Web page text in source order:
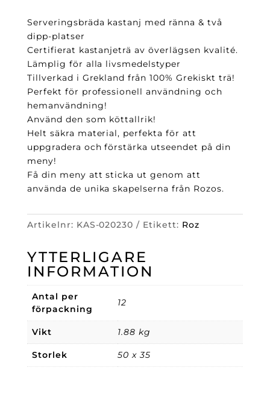
Serveringsbräda kastanj med ränna & två
dipp-platser
Certifierat kastanjeträ av överlägsen kvalité.
Lämplig för alla livsmedelstyper
Tillverkad i Grekland från 100% Grekiskt trä!
Perfekt för professionell användning och
hemanvändning!
Använd den som köttallrik!
Helt säkra material, perfekta för att
uppgradera och förstärka utseendet på din
meny!
Få din meny att sticka ut genom att
använda de unika skapelserna från Rozos.
Artikelnr: KAS-020230 Etikett: Roz
YTTERLIGARE
INFORMATION
Antal per
förpackning
12
Vikt 1.88 kg
Storlek 50 x 35
platser
mängd